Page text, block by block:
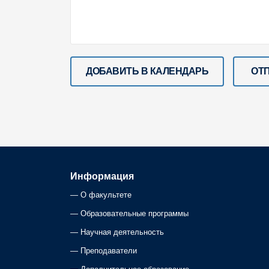
ДОБАВИТЬ В КАЛЕНДАРЬ
Информация
— О факультете
— Образовательные программы
— Научная деятельность
— Преподаватели